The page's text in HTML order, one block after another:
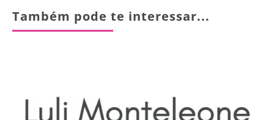
Também pode te interessar...